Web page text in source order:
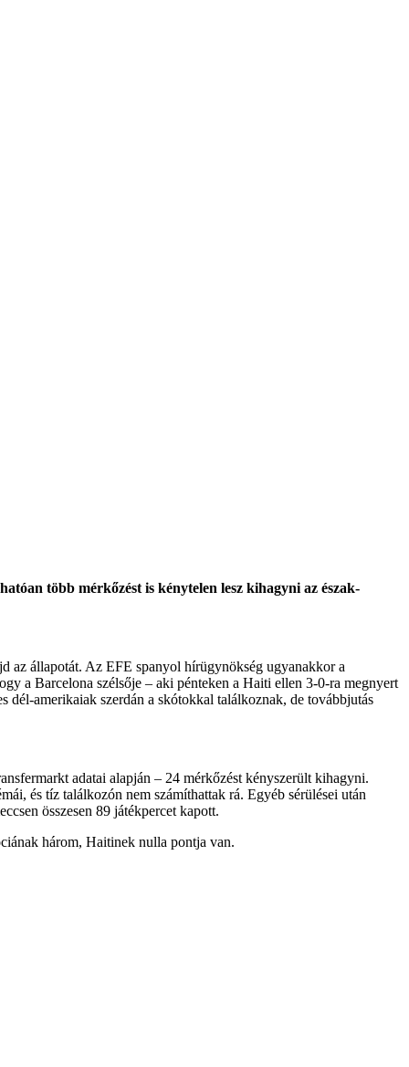
több mérkőzést is kénytelen lesz kihagyni az észak-
az állapotát. Az EFE spanyol hírügynökség ugyanakkor a
a Barcelona szélsője – aki pénteken a Haiti ellen 3-0-ra megnyert
dél-amerikaiak szerdán a skótokkal találkoznak, de továbbjutás
adatai alapján – 24 mérkőzést kényszerült kihagyni.
és tíz találkozón nem számíthattak rá. Egyéb sérülései után
összesen 89 játékpercet kapott.
három, Haitinek nulla pontja van.